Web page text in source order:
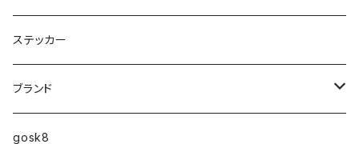
9.2インチ
10インチ
ファンシェイプ
ステッカー
ブランド
HIGHFIVE
gosk8